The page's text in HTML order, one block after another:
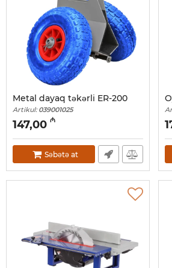
Metal dayaq təkərli ER-200
Artikul: 039001025
147,00 ₼
Səbətə at